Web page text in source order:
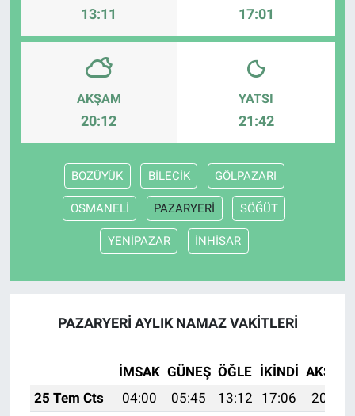
13:11 17:01
AKŞAM
20:12
YATSI
21:42
BOZÜYÜK BİLECİK GÖLPAZARI
OSMANELİ PAZARYERİ SÖĞÜT
YENİPAZAR İNHİSAR
PAZARYERİ AYLIK NAMAZ VAKITLERI
İMSAK GÜNEŞ ÖĞLE İKINDI AKŞAM
25 Tem Cts
04:00 05:45 13:12 17:06
20:29